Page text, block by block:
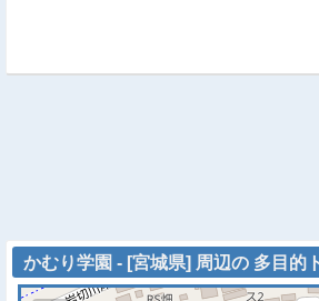
かむり学園 - [宮城県] 周辺の 多目的